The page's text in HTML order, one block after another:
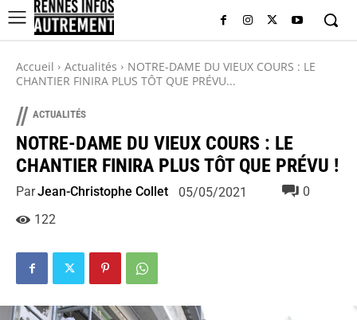
Accueil Actualités
NOTRE-DAME DU VIEUX COURS : LE
CHANTIER FINIRA PLUS TÔT QUE PRÉVU...
// ACTUALITÉS
NOTRE-DAME DU VIEUX COURS : LE
CHANTIER FINIRA PLUS TÔT QUE PRÉVU !
ParJean-Christophe Collet 05/05/2021
0
122